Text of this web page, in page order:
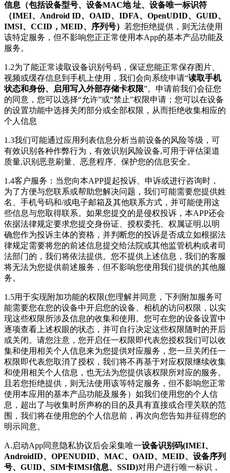
信息（包括设备型号、设备MAC地 址、设备唯一标识符
（IMEI、Android ID、OAID、IDFA、OpenUDID、GUID、
IMSI、CCID，MEID、序列号） 若您拒绝提供，则无法使用
该特定服务，但不影响您正正常使用本App的基本产品功能及
服务。
1.2为了能正常读取设备识别号码，保证您能正常保存图片、
视频或缓存信息到手机上使用，我们会向系统申请“读取手机
状态和身份、启用写入外部存储卡权限”。申请前我们会征您
的同意，您可以选择“允许”或“禁止”权限申请；您可以在设备
的设置功能中选择关闭部分或全部权限，从而拒绝收集相应的
个人信息
1.3我们可能通过应用列表信息分析当前设备的风险等级，可
有效识别各种作弊行为，有效识别风险设备,可用于评估渠道
质量,识别恶意刷量、恶意程序、保护您的信息安全。
1.4客户服务：当您向本APP提起投诉、申诉或进行咨询时，
为了方便与您联系或帮助您解决问题，我们可能需要您提供姓
名、手机号码和/或电子邮箱及其他联系方式，并可能使用这
些信息与您取得联系。如果您提交的是侵权投诉，本APP还会
依据法律规定要求您提交身份证、授权委托、权属证明,以明
确您作为投诉主体的资格，并判断您的投诉是否成立如根据法
律规定需要将您的前述信息提交给法院或其他监管机构或者司
法部门的，我们将依法提供。您不提供上述信息，我们的客服
将无法为您提供前述服务，但不影响您使用我们提供的其他服
务。
1.5用于实现附加功能的权限(您理解并同意，下列附加服务可
能需要您在您的设备中开启您的设备、相机的访问权限，以实
现这些权限所涉及信息的收集和使用。您可在您的设备设置中
逐项查看上述权眼的状态，并可自行决定这些权限随时的开后
或关闭。请您注意，您开启任一权限即代表您授权我们可以收
集和使用相关个人信息来为您提供对应服务，您一旦关闭任一
权限即代表您取消了授权，我们将不再基于对应权限继续收集
和使用相关个人信息，也无法为您提供该权限所对应的服务。
且若您拒绝提供，则无法使用该等特定服务，但不影响您正常
使用本应用的基本产品功能及服务）如我们使用您的个人信
息，超出了与收集时所声称的目的及具有直接或合理关联的范
围，我们将在使用您的个人信息前，再次向您告知并征得您的
明示同意。
A.启动App同意隐私协议后会采集唯一设备识别码(IMEI、
AndroidID、OPENUDID、MAC、OAID、MEID、设备序列
号、GUID、SIM卡IMSI信息、SSID)对用户进行唯一标识，